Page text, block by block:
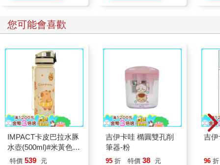
您可能會喜歡
IMPACT卡皮巴拉水豚
水壺(500ml)#米黃色
IM00B18YL
特價 539 元
吉伊卡哇 橢圓雙孔削
筆器-粉
95 折 特價 38 元
吉
96 折